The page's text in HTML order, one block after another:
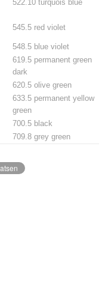
522.10 turquois blue
545.5 red violet
548.5 blue violet
619.5 permanent green
dark
620.5 olive green
633.5 permanent yellow
green
700.5 black
709.8 grey green